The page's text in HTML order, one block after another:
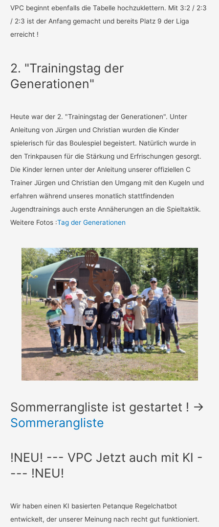
VPC beginnt ebenfalls die Tabelle hochzuklettern. Mit 3:2 / 2:3
/ 2:3 ist der Anfang gemacht und bereits Platz 9 der Liga
erreicht !
2. "Trainingstag der
Generationen"
Heute war der 2. "Trainingstag der Generationen". Unter
Anleitung von Jürgen und Christian wurden die Kinder
spielerisch für das Boulespiel begeistert. Natürlich wurde in
den Trinkpausen für die Stärkung und Erfrischungen gesorgt.
Die Kinder lernen unter der Anleitung unserer offiziellen C
Trainer Jürgen und Christian den Umgang mit den Kugeln und
erfahren während unseres monatlich stattfindenden
Jugendtrainings auch erste Annäherungen an die Spieltaktik.
Weitere Fotos :Tag der Generationen
Sommerrangliste ist gestartet ! ->
Sommerangliste
!NEU! --- VPC Jetzt auch mit KI -
--- !NEU!
Wir haben einen KI basierten Petanque Regelchatbot
entwickelt, der unserer Meinung nach recht gut funktioniert.